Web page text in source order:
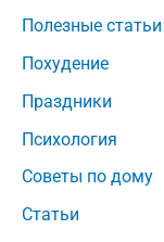
Полезные статьи
Похудение
Праздники
Психология
Советы по дому
Статьи